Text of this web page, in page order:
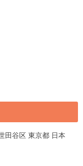
田谷区 東京都 日本